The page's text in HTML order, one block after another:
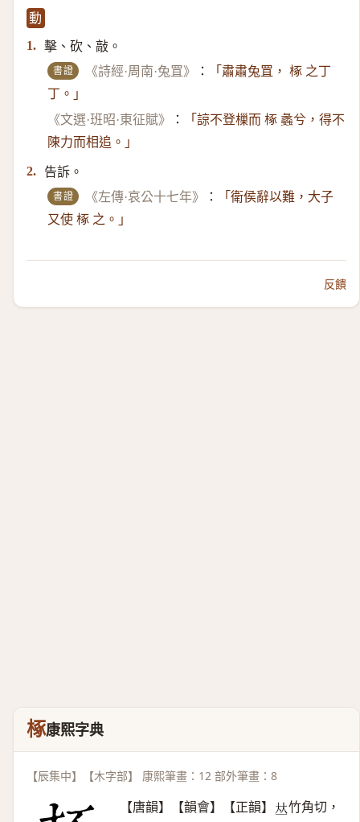
動
1. 擊、砍、敲。
書證 《詩經·周南·兔罝》 ：
「肅肅兔罝， 椓 之丁
丁。」
《文選·班昭·東征賦》
：
「諒不登樔而 椓 蠡兮，得不
陳力而相追。」
2. 告訴。
書證 《左傳·哀公十七年》 ：
「衛侯辭以難，大子
又使 椓 之。」
反饋
椓康熙字典
【辰集中】【木字部】 康熙筆畫：12 部外筆畫：8
【唐韻】【韻會】【正韻】 𠀤竹角切，